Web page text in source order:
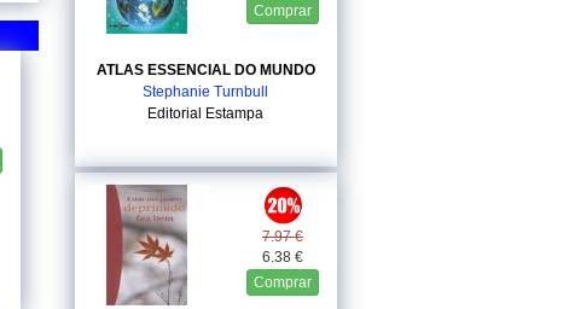
Comprar
ATLAS ESSENCIAL DO MUNDO
Stephanie Turnbull
Editorial Estampa
7.97 €
6.38 €
Comprar